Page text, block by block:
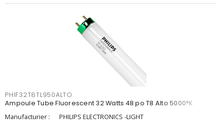
PHIF32T8TL950ALTO
Ampoule Tube Fluorescent 32 Watts 48 po T8 Alto 5000°K
Manufacturier :
PHILIPS ELECTRONICS -LIGHT